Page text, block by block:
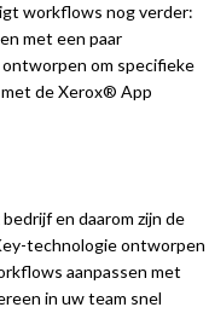
workflows nog verder:
met een paar
ontworpen om specifieke
de Xerox® App
en daarom zijn de
technologie ontworpen
aanpassen met
in uw team snel